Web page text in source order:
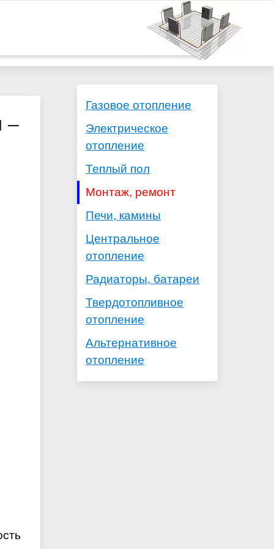
–
Газовое отопление
Электрическое
отопление
Теплый пол
Монтаж, ремонт
Печи, камины
Центральное
отопление
Радиаторы, батареи
Твердотопливное
отопление
Альтернативное
отопление